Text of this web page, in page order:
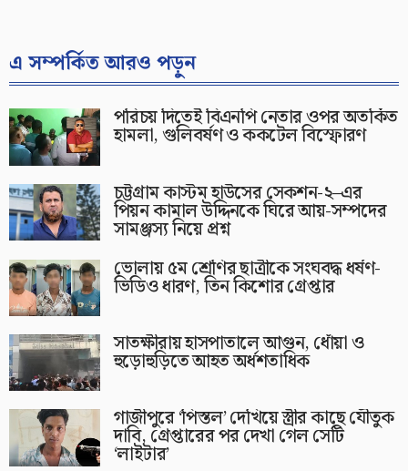
এ সম্পর্কিত আরও পড়ুন
পরিচয় দিতেই বিএনপি নেতার ওপর অতর্কিত
হামলা, গুলিবর্ষণ ও ককটেল বিস্ফোরণ
চট্টগ্রাম কাস্টম হাউসের সেকশন-২–এর
পিয়ন কামাল উদ্দিনকে ঘিরে আয়-সম্পদের
সামঞ্জস্য নিয়ে প্রশ্ন
ভোলায় ৫ম শ্রেণির ছাত্রীকে সংঘবদ্ধ ধর্ষণ-
ভিডিও ধারণ, তিন কিশোর গ্রেপ্তার
সাতক্ষীরায় হাসপাতালে আগুন, ধোঁয়া ও
হুড়োহুড়িতে আহত অর্ধশতাধিক
গাজীপুরে ‘পিস্তল’ দেখিয়ে স্ত্রীর কাছে যৌতুক
দাবি, গ্রেপ্তারের পর দেখা গেল সেটি
‘লাইটার’